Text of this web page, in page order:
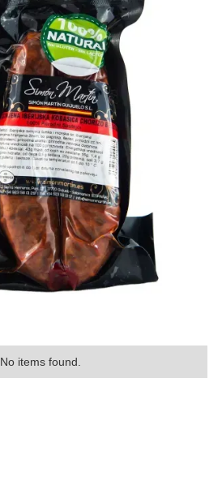
No items found.